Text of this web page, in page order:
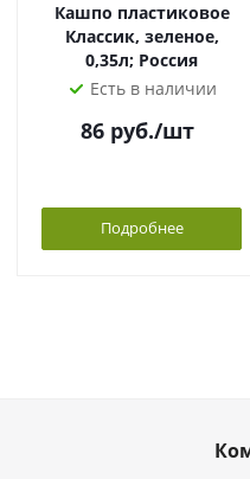
Кашпо пластиковое
Классик, зеленое,
0,35л; Россия
Есть в наличии
86 руб./шт
Подробнее